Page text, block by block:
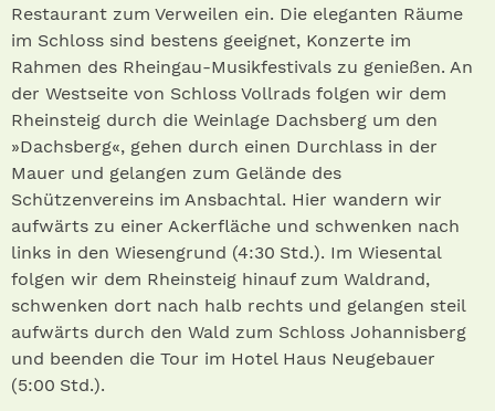
Restaurant zum Verweilen ein. Die eleganten Räume
im Schloss sind bestens geeignet, Konzerte im
Rahmen des Rheingau-Musikfestivals zu genießen. An
der Westseite von Schloss Vollrads folgen wir dem
Rheinsteig durch die Weinlage Dachsberg um den
»Dachsberg«, gehen durch einen Durchlass in der
Mauer und gelangen zum Gelände des
Schützenvereins im Ansbachtal. Hier wandern wir
aufwärts zu einer Ackerfläche und schwenken nach
links in den Wiesengrund (4:30 Std.). Im Wiesental
folgen wir dem Rheinsteig hinauf zum Waldrand,
schwenken dort nach halb rechts und gelangen steil
aufwärts durch den Wald zum Schloss Johannisberg
und beenden die Tour im Hotel Haus Neugebauer
(5:00 Std.).